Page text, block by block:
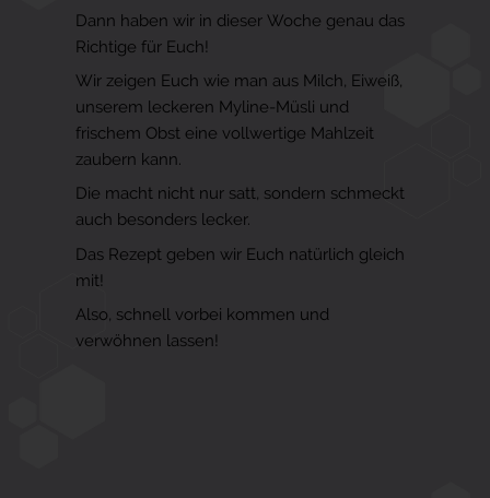
Dann haben wir in dieser Woche genau das
Richtige für Euch!
Wir zeigen Euch wie man aus Milch, Eiweiß,
unserem leckeren Myline-Müsli und
frischem Obst eine vollwertige Mahlzeit
zaubern kann.
Die macht nicht nur satt, sondern schmeckt
auch besonders lecker.
Das Rezept geben wir Euch natürlich gleich
mit!
Also, schnell vorbei kommen und
verwöhnen lassen!